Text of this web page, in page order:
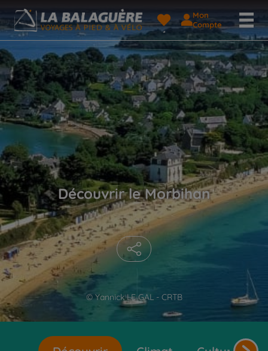
Mon
Compte
© Yannick LE GAL - CRTB
Découvrir le Morbihan